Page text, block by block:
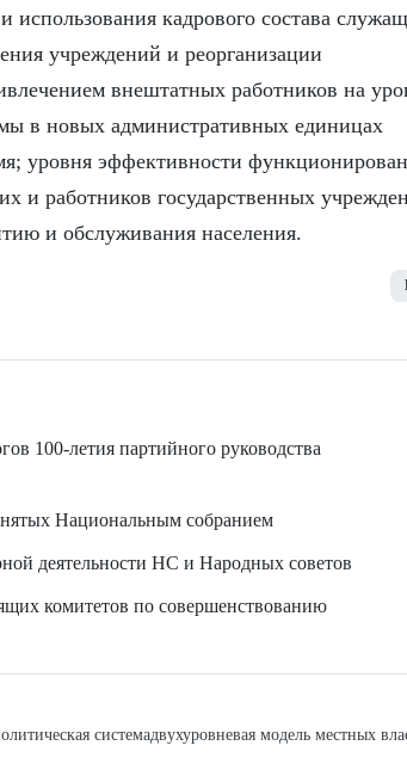
использования кадрового состава
учреждений и реорганизации
внештатных работников на
в новых административных единицах
уровня эффективности
и работников государственных
и обслуживания населения.
100-летия партийного руководства
Национальным собранием
деятельности НС и Народных советов
комитетов по совершенствованию
системадвухуровневая модель местных